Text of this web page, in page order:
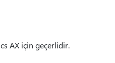
AX için geçerlidir.